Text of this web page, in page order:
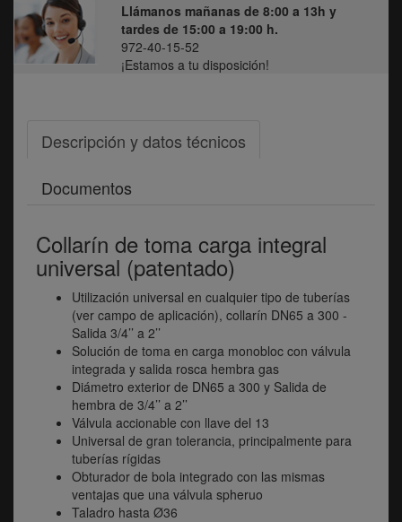
Llámanos mañanas de 8:00 a 13h y
tardes de 15:00 a 19:00 h.
972-40-15-52
¡Estamos a tu disposición!
Descripción y datos técnicos
Documentos
Collarín de toma carga integral
universal (patentado)
Utilización universal en cualquier tipo de tuberías
(ver campo de aplicación), collarín DN65 a 300 -
Salida 3/4’’ a 2’’
Solución de toma en carga monobloc con válvula
integrada y salida rosca hembra gas
Diámetro exterior de DN65 a 300 y Salida de
hembra de 3/4’’ a 2’’
Válvula accionable con llave del 13
Universal de gran tolerancia, principalmente para
tuberías rígidas
Obturador de bola integrado con las mismas
ventajas que una válvula spheruo
Taladro hasta Ø36